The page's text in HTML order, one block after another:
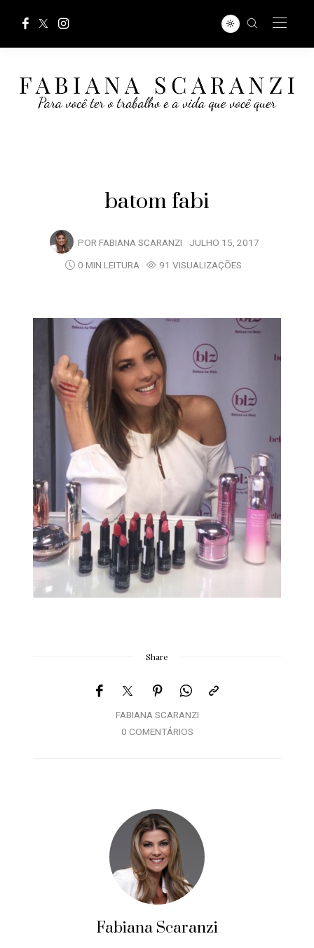
batom fabi
POR FABIANA SCARANZI JULHO 15, 2017
0 MIN LEITURA
91 VISUALIZAÇÕES
Share
FABIANA SCARANZI
0 COMENTÁRIOS
Fabiana Scaranzi